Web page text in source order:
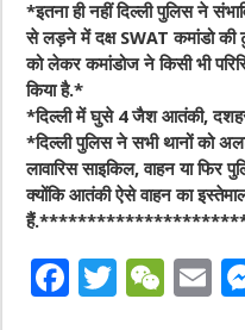
*इतना ही नहीं दिल्ली पुलिस ने
से लड़ने में दक्ष SWAT कमांडो की
को लेकर कमांडोज ने किसी भी
किया है.*
*दिल्ली में घुसे 4 जैश आतंकी,
*दिल्ली पुलिस ने सभी थानों को
लावारिस साइकिल, वाहन या फिर
क्योंकि आतंकी ऐसे वाहन का
F
T
W E